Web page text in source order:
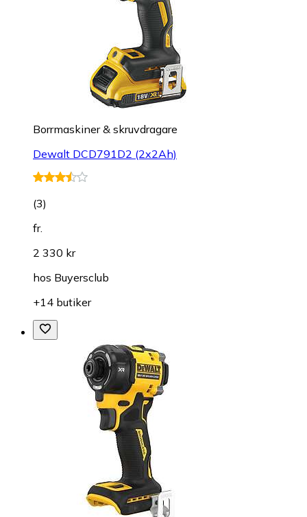
Borrmaskiner & skruvdragare
Dewalt DCD791D2 (2x2Ah)
(3)
fr.
2 330 kr
hos Buyersclub
+14 butiker